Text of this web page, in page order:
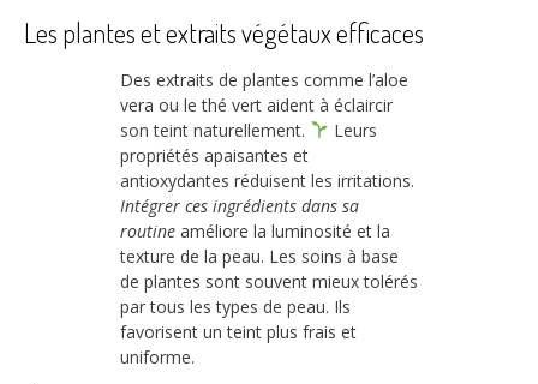
Les plantes et extraits végétaux efficaces
Des extraits de plantes comme l’aloe
vera ou le thé vert aident à éclaircir
son teint naturellement.
Leurs
propriétés apaisantes et
antioxydantes réduisent les irritations.
Intégrer ces ingrédients dans sa
routine améliore la luminosité et la
texture de la peau. Les soins à base
de plantes sont souvent mieux tolérés
par tous les types de peau. Ils
favorisent un teint plus frais et
uniforme.